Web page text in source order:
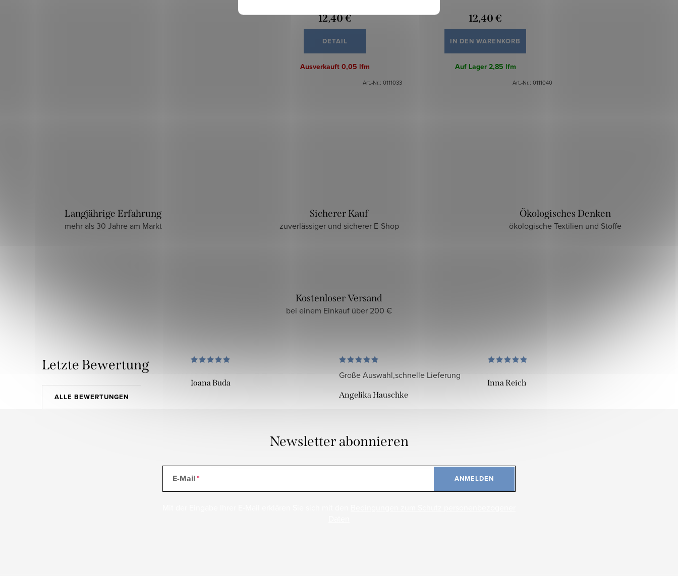
12,40 €
DETAIL
Ausverkauft 0,05 lfm
Art.-Nr.: 0111033
12,40 €
IN DEN WARENKORB
Auf Lager 2,85 lfm
Art.-Nr.: 0111040
Langjährige Erfahrung
mehr als 30 Jahre am Markt
Sicherer Kauf
zuverlässiger und sicherer E-Shop
Ökologisches Denken
ökologische Textilien und Stoffe
Kostenloser Versand
bei einem Einkauf über 200 €
Letzte Bewertung
ALLE BEWERTUNGEN
Ioana Buda
Große Auswahl,schnelle Lieferung
Angelika Hauschke
Inna Reich
Newsletter abonnieren
E-Mail ANMELDEN